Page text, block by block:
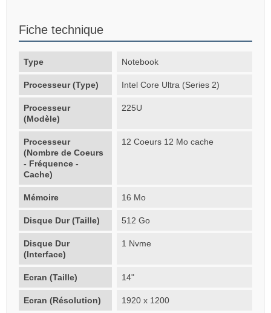
Fiche technique
Type Notebook
Processeur (Type) Intel Core Ultra (Series 2)
Processeur
(Modèle)
225U
Processeur
(Nombre de Coeurs
- Fréquence -
Cache)
12 Coeurs 12 Mo cache
Mémoire 16 Mo
Disque Dur (Taille) 512 Go
Disque Dur
(Interface)
1 Nvme
Ecran (Taille) 14"
Ecran (Résolution) 1920 x 1200